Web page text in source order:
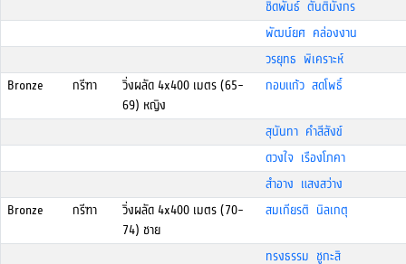
ชิดพันธ์ ตันติมังกร
พัฒน์ยศ คล่องงาน
วรยุทธ พิเคราะห์
Bronze
กรีฑา
วิ่งผลัด 4x400 เมตร (65-
69) หญิง
กอบแก้ว สดโพธิ์
สุนันทา คำสีสังข์
ดวงใจ เรืองโภคา
สำอาง แสงสว่าง
Bronze
กรีฑา
วิ่งผลัด 4x400 เมตร (70-
74) ชาย
สมเกียรติ นิลเกตุ
ทรงธรรม ชูกะสิ